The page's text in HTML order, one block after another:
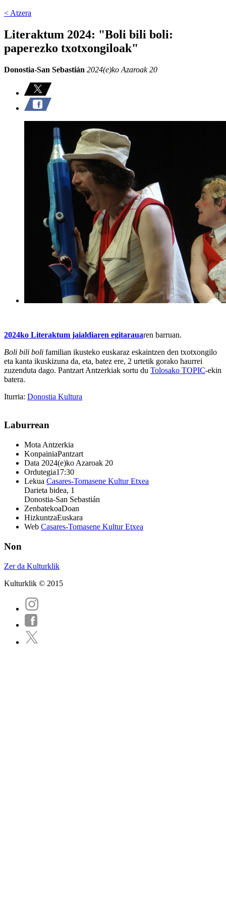
< Atzera
Literaktum 2024: "Boli bili boli:
paperezko txotxongiloak"
Donostia-San Sebastián 2024(e)ko Azaroak 20
2024ko Literaktum jaialdiaren egitarauaren barruan.
Boli bili boli familian ikusteko euskaraz eskaintzen den txotxongilo
eta kanta ikuskizuna da, eta, batez ere, 2 urtetik gorako haurrei
zuzenduta dago. Pantzart Antzerkiak sortu du Tolosako TOPIC-ekin
batera.
Iturria: Donostia Kultura
Laburrean
Mota Antzerkia
KonpainiaPantzart
Data 2024(e)ko Azaroak 20
Ordutegia17:30
Lekua Casares-Tomasene Kultur Etxea
Darieta bidea, 1
Donostia-San Sebastián
ZenbatekoaDoan
HizkuntzaEuskara
Web Casares-Tomasene Kultur Etxea
Non
Zer da Kulturklik
Kulturklik © 2015